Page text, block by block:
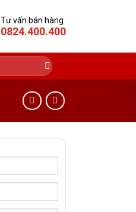
Tư vấn bán hàng
0824.400.400